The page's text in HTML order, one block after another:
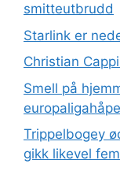
smitteutbrudd
Starlink er
Christian
Smell på
Trippelbogey
gikk likevel